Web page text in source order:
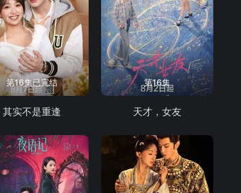
第16集已完结
其实不是重逢
第16集
天才，女友